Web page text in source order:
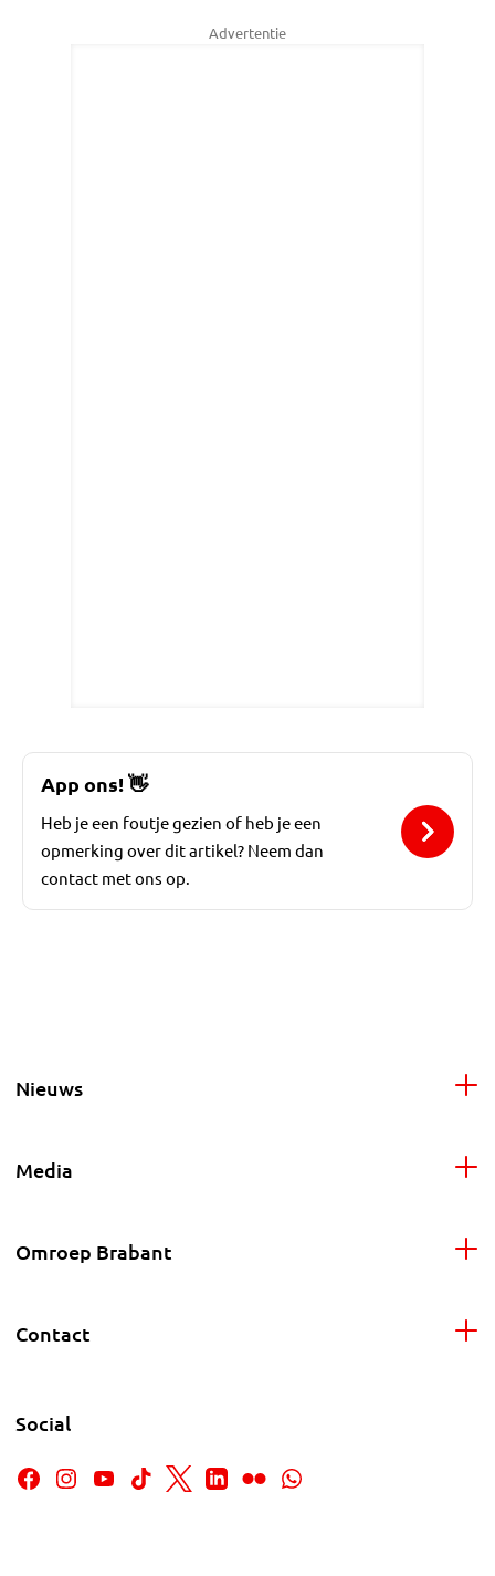
Advertentie
App ons!👋
Heb je een foutje gezien of heb je een
opmerking over dit artikel? Neem dan
contact met ons op.
Nieuws
Media
Omroep Brabant
Contact
Social